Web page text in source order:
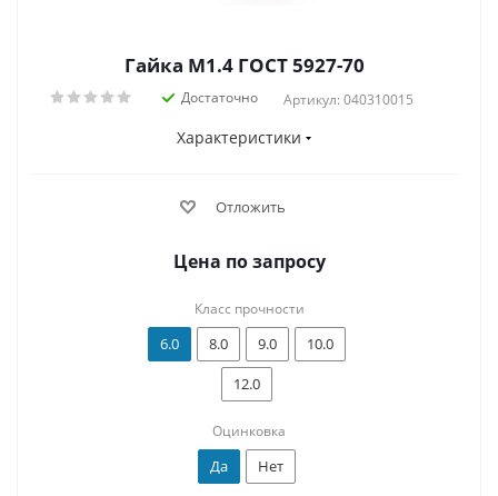
Гайка М1.4 ГОСТ 5927-70
Достаточно Артикул: 040310015
Характеристики
Отложить
Цена по запросу
Класс прочности
6.0 8.0 9.0
10.0
12.0
Оцинковка
Да Нет